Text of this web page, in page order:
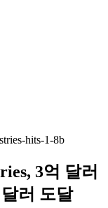
hits-1-8b
3억 달러
러 도달